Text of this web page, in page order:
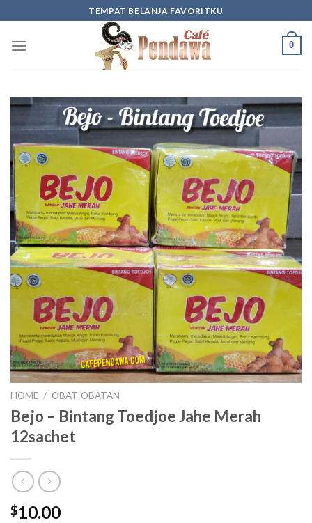
to
content
TEMPAT BELANJA FAVORITKU
0
HOME / OBAT-OBATAN
Bejo – Bintang Toedjoe Jahe Merah
12sachet
$10.00